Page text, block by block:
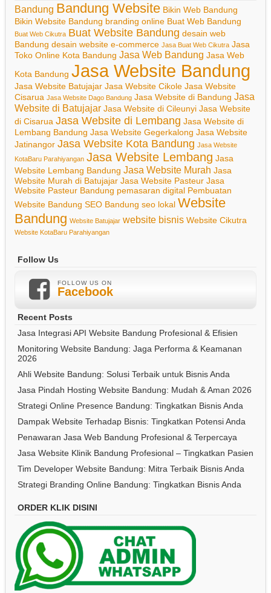
Bandung Bandung Website Bikin Web Bandung
Bikin Website Bandung branding online Buat Web Bandung
Buat Web Cikutra Buat Website Bandung desain web
Bandung desain website e-commerce Jasa Buat Web Cikutra Jasa
Toko Online Kota Bandung Jasa Web Bandung Jasa Web
Kota Bandung Jasa Website Bandung
Jasa Website Batujajar Jasa Website Cikole Jasa Website
Cisarua Jasa Website Dago Bandung Jasa Website di Bandung Jasa
Website di Batujajar Jasa Website di Cileunyi Jasa Website
di Cisarua Jasa Website di Lembang Jasa Website di
Lembang Bandung Jasa Website Gegerkalong Jasa Website
Jatinangor Jasa Website Kota Bandung Jasa Website
KotaBaru Parahiyangan Jasa Website Lembang Jasa
Website Lembang Bandung Jasa Website Murah Jasa
Website Murah di Batujajar Jasa Website Pasteur Jasa
Website Pasteur Bandung pemasaran digital Pembuatan
Website Bandung SEO Bandung seo lokal Website
Bandung Website Batujajar website bisnis Website Cikutra
Website KotaBaru Parahiyangan
Follow Us
FOLLOW US ON
Facebook
Recent Posts
Jasa Integrasi API Website Bandung Profesional & Efisien
Monitoring Website Bandung: Jaga Performa & Keamanan
2026
Ahli Website Bandung: Solusi Terbaik untuk Bisnis Anda
Jasa Pindah Hosting Website Bandung: Mudah & Aman 2026
Strategi Online Presence Bandung: Tingkatkan Bisnis Anda
Dampak Website Terhadap Bisnis: Tingkatkan Potensi Anda
Penawaran Jasa Web Bandung Profesional & Terpercaya
Jasa Website Klinik Bandung Profesional – Tingkatkan Pasien
Tim Developer Website Bandung: Mitra Terbaik Bisnis Anda
Strategi Branding Online Bandung: Tingkatkan Bisnis Anda
ORDER KLIK DISINI